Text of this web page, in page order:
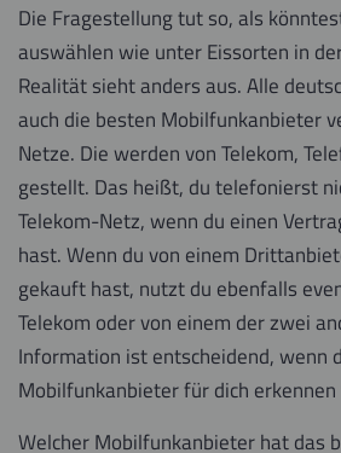
Die Fragestellung tut so, als
auswählen wie unter Eissorten in
Realität sieht anders aus. Alle
auch die besten Mobilfunkanbieter
Netze. Die werden von Telekom,
gestellt. Das heißt, du telefonierst
Telekom-Netz, wenn du einen
hast. Wenn du von einem
gekauft hast, nutzt du ebenfalls
Telekom oder von einem der zwei
Information ist entscheidend, wenn
Mobilfunkanbieter für dich
Welcher Mobilfunkanbieter hat das